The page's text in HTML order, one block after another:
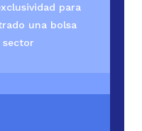
para
una bolsa
sector